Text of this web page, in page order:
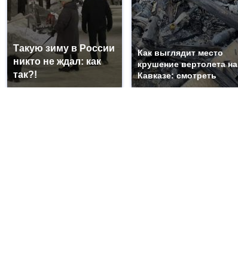
Такую зиму в России
никто не ждал: как
так?!
Как выглядит место
крушение вертолета на
Кавказе: смотреть